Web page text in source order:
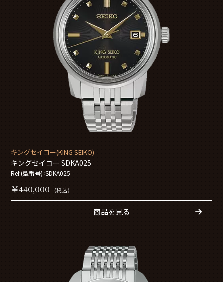
キングセイコー(KING SEIKO)
キングセイコー SDKA025
Ref.(型番号)：SDKA025
￥440,000 (税込)
商品を見る